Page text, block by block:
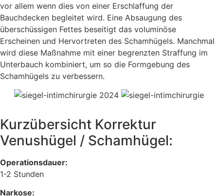
vor allem wenn dies von einer Erschlaffung der
Bauchdecken begleitet wird. Eine Absaugung des
überschüssigen Fettes beseitigt das voluminöse
Erscheinen und Hervortreten des Schamhügels. Manchmal
wird diese Maßnahme mit einer begrenzten Straffung im
Unterbauch kombiniert, um so die Formgebung des
Schamhügels zu verbessern.
Kurzübersicht Korrektur
Venushügel / Schamhügel:
Operationsdauer:
1-2 Stunden
Narkose: